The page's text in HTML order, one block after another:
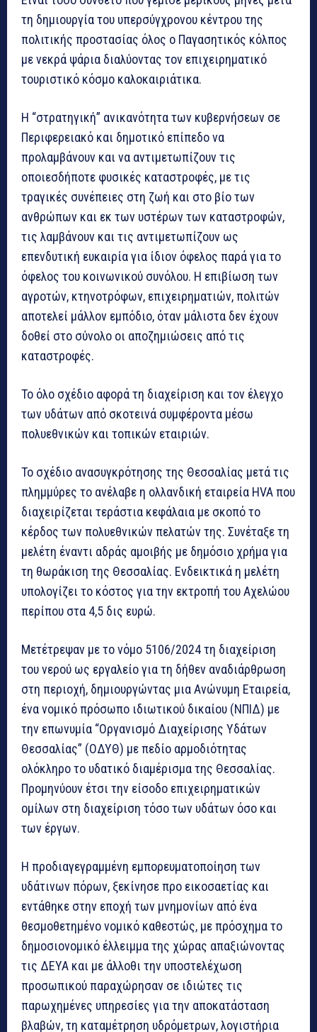
τη δημιουργία του υπερσύγχρονου κέντρου της
πολιτικής προστασίας όλος ο Παγασητικός κόλπος
με νεκρά ψάρια διαλύοντας τον επιχειρηματικό
τουριστικό κόσμο καλοκαιριάτικα.
Η “στρατηγική” ανικανότητα των κυβερνήσεων σε
Περιφερειακό και δημοτικό επίπεδο να
προλαμβάνουν και να αντιμετωπίζουν τις
οποιεσδήποτε φυσικές καταστροφές, με τις
τραγικές συνέπειες στη ζωή και στο βίο των
ανθρώπων και εκ των υστέρων των καταστροφών,
τις λαμβάνουν και τις αντιμετωπίζουν ως
επενδυτική ευκαιρία για ίδιον όφελος παρά για το
όφελος του κοινωνικού συνόλου. Η επιβίωση των
αγροτών, κτηνοτρόφων, επιχειρηματιών, πολιτών
αποτελεί μάλλον εμπόδιο, όταν μάλιστα δεν έχουν
δοθεί στο σύνολο οι αποζημιώσεις από τις
καταστροφές.
Το όλο σχέδιο αφορά τη διαχείριση και τον έλεγχο
των υδάτων από σκοτεινά συμφέροντα μέσω
πολυεθνικών και τοπικών εταιριών.
Το σχέδιο ανασυγκρότησης της Θεσσαλίας μετά τις
πλημμύρες το ανέλαβε η ολλανδική εταιρεία HVA που
διαχειρίζεται τεράστια κεφάλαια με σκοπό το
κέρδος των πολυεθνικών πελατών της. Συνέταξε τη
μελέτη έναντι αδράς αμοιβής με δημόσιο χρήμα για
τη θωράκιση της Θεσσαλίας. Ενδεικτικά η μελέτη
υπολογίζει το κόστος για την εκτροπή του Αχελώου
περίπου στα 4,5 δις ευρώ.
Μετέτρεψαν με το νόμο 5106/2024 τη διαχείριση
του νερού ως εργαλείο για τη δήθεν αναδιάρθρωση
στη περιοχή, δημιουργώντας μια Ανώνυμη Εταιρεία,
ένα νομικό πρόσωπο ιδιωτικού δικαίου (ΝΠΙΔ) με
την επωνυμία “Οργανισμό Διαχείρισης Υδάτων
Θεσσαλίας” (ΟΔΥΘ) με πεδίο αρμοδιότητας
ολόκληρο το υδατικό διαμέρισμα της Θεσσαλίας.
Προμηνύουν έτσι την είσοδο επιχειρηματικών
ομίλων στη διαχείριση τόσο των υδάτων όσο και
των έργων.
Η προδιαγεγραμμένη εμπορευματοποίηση των
υδάτινων πόρων, ξεκίνησε προ εικοσαετίας και
εντάθηκε στην εποχή των μνημονίων από ένα
θεσμοθετημένο νομικό καθεστώς, με πρόσχημα το
δημοσιονομικό έλλειμμα της χώρας απαξιώνοντας
τις ΔΕΥΑ και με άλλοθι την υποστελέχωση
προσωπικού παραχώρησαν σε ιδιώτες τις
παρωχημένες υπηρεσίες για την αποκατάσταση
βλαβών, τη καταμέτρηση υδρόμετρων, λογιστήρια